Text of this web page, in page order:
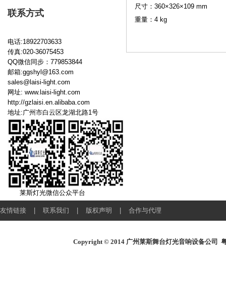
联系方式
电话:18922703633
传真:020-36075453
QQ微信同步：779853844
邮箱:ggshyl@163.com
sales@laisi-light.com
网址: www.laisi-light.com
http://gzlaisi.en.alibaba.com
地址:广州市白云区龙湖北路1号
莱斯灯光微信公众平台
尺寸：360×326×109 mm
重量：4 kg
友情链接 联系我们 版权声明 合作与代理
Copyright © 2014 广州莱斯舞台灯光音响设备公司